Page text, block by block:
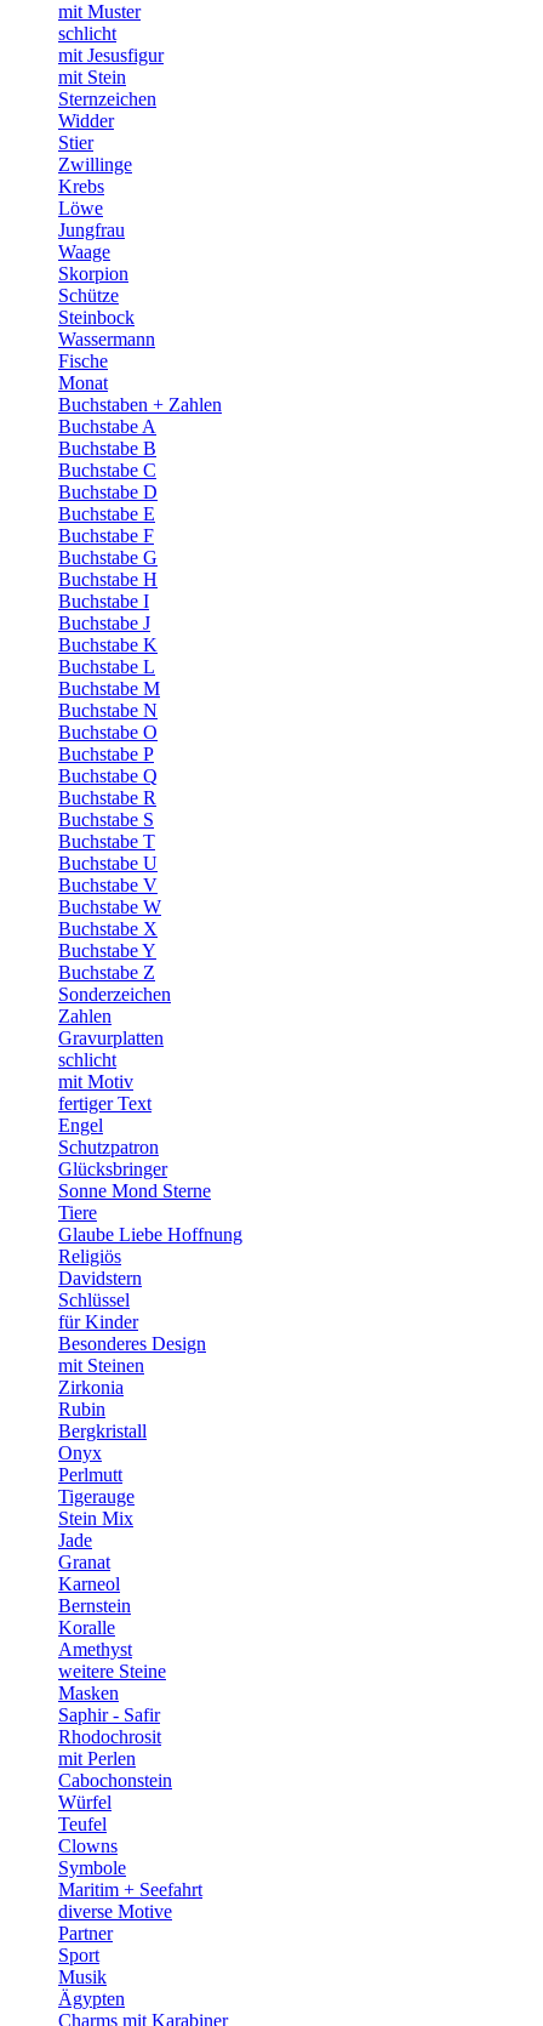
mit Muster
schlicht
mit Jesusfigur
mit Stein
Sternzeichen
Widder
Stier
Zwillinge
Krebs
Löwe
Jungfrau
Waage
Skorpion
Schütze
Steinbock
Wassermann
Fische
Monat
Buchstaben + Zahlen
Buchstabe A
Buchstabe B
Buchstabe C
Buchstabe D
Buchstabe E
Buchstabe F
Buchstabe G
Buchstabe H
Buchstabe I
Buchstabe J
Buchstabe K
Buchstabe L
Buchstabe M
Buchstabe N
Buchstabe O
Buchstabe P
Buchstabe Q
Buchstabe R
Buchstabe S
Buchstabe T
Buchstabe U
Buchstabe V
Buchstabe W
Buchstabe X
Buchstabe Y
Buchstabe Z
Sonderzeichen
Zahlen
Gravurplatten
schlicht
mit Motiv
fertiger Text
Engel
Schutzpatron
Glücksbringer
Sonne Mond Sterne
Tiere
Glaube Liebe Hoffnung
Religiös
Davidstern
Schlüssel
für Kinder
Besonderes Design
mit Steinen
Zirkonia
Rubin
Bergkristall
Onyx
Perlmutt
Tigerauge
Stein Mix
Jade
Granat
Karneol
Bernstein
Koralle
Amethyst
weitere Steine
Masken
Saphir - Safir
Rhodochrosit
mit Perlen
Cabochonstein
Würfel
Teufel
Clowns
Symbole
Maritim + Seefahrt
diverse Motive
Partner
Sport
Musik
Ägypten
Charms mit Karabiner